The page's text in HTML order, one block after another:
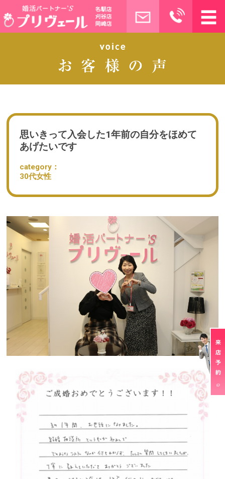
思いきって入会した1年前の自分をほめて
あげたいです
category：
30代女性